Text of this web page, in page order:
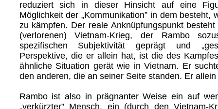
reduziert sich in dieser Hinsicht auf eine
Möglichkeit der „Kommunikation” in dem besteht,
zu kämpfen. Der reale Anknüpfungspunkt
(verlorenen) Vietnam-Krieg, der Rambo
spezifischen Subjektivität geprägt und
Perspektive, die er allein hat, ist die des
ähnliche Situation gerät wie in Vietnam. Er
den anderen, die an seiner Seite standen. Er
Rambo ist also in prägnanter Weise ein auf
„verkürzter” Mensch, ein (durch den Vietnam-